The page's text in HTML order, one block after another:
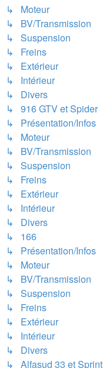
↳ Moteur
↳ BV/Transmission
↳ Suspension
↳ Freins
↳ Extérieur
↳ Intérieur
↳ Divers
↳ 916 GTV et Spider
↳ Présentation/Infos
↳ Moteur
↳ BV/Transmission
↳ Suspension
↳ Freins
↳ Extérieur
↳ Intérieur
↳ Divers
↳ 166
↳ Présentation/Infos
↳ Moteur
↳ BV/Transmission
↳ Suspension
↳ Freins
↳ Extérieur
↳ Intérieur
↳ Divers
↳ Alfasud 33 et Sprint